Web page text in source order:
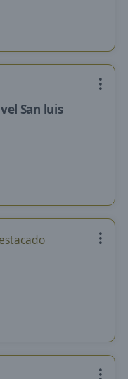
San luis